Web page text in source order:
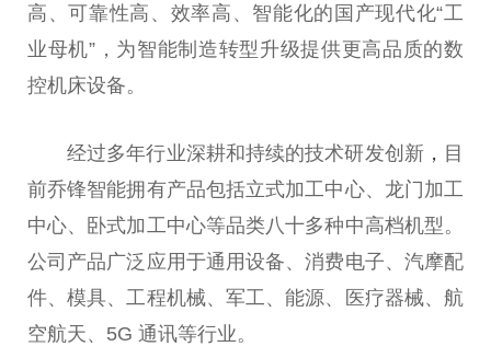
高、可靠性高、效率高、智能化的国产现代化“工
业母机”，为智能制造转型升级提供更高品质的数
控机床设备。
经过多年行业深耕和持续的技术研发创新， 目
前乔锋智能拥有产品包括立式加工中心、龙门加工
中心、卧式加工中心等品类八十多种中高档机型。
公司产品广泛应用于通用设备、消费电子、汽摩配
件、模具、工程机械、军工、能源、医疗器械、航
空航天、5G 通讯等行业。